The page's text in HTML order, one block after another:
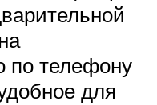
по телефону
для